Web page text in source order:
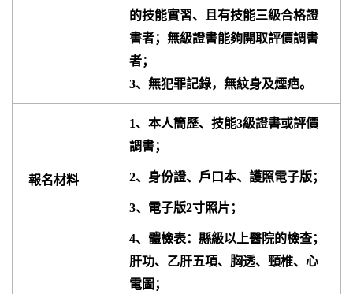
的技能實習、且有技能三級合格證
書者；無級證書能夠開取評價調書
者；
3、無犯罪記錄，無紋身及煙疤。
報名材料
1、本人簡歷、技能3級證書或評價
調書；
2、身份證、戶口本、護照電子版；
3、電子版2寸照片；
4、體檢表：縣級以上醫院的檢查；
肝功、乙肝五項、胸透、頸椎、心
電圖；